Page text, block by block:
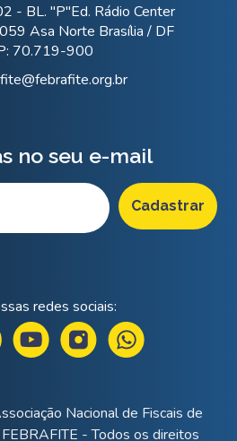
- BL. "P"Ed. Rádio Center
Asa Norte Brasília / DF
70.719-900
no seu e-mail
redes sociais:
Nacional de Fiscais de
- Todos os direitos